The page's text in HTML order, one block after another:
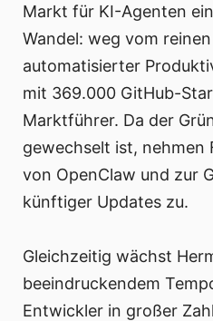
Markt für KI-Agenten
Wandel: weg vom reinen
automatisierter
mit 369.000 GitHub-
Marktführer. Da der
gewechselt ist, nehmen
von OpenClaw und zur
künftiger Updates zu.
Gleichzeitig wächst
beeindruckendem
Entwickler in großer